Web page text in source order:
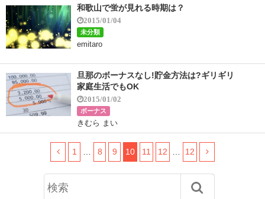
和歌山で蛍が見れる時期は？
2015/01/04
未分類
emitaro
旦那のボーナスなし!貯金方法は?ギリギリ
家庭生活でもOK
2015/01/02
ボーナス
きむら まい
1 8 9 10 11 12 12